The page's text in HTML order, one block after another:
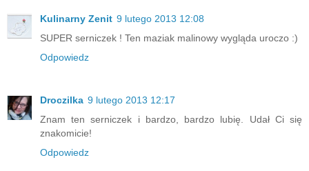
Kulinarny Zenit 9 lutego 2013 12:08
SUPER serniczek ! Ten maziak malinowy wygląda uroczo :)
Odpowiedz
Droczilka 9 lutego 2013 12:17
Znam ten serniczek i bardzo, bardzo lubię. Udał Ci się
znakomicie!
Odpowiedz